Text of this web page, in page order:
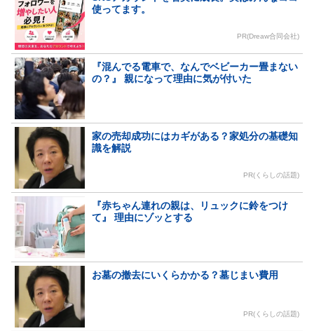
使ってます。
PR(Dreaw合同会社)
『混んでる電車で、なんでベビーカー畳まない
の？』 親になって理由に気が付いた
家の売却成功にはカギがある？家処分の基礎知
識を解説
PR(くらしの話題)
『赤ちゃん連れの親は、リュックに鈴をつけ
て』 理由にゾッとする
お墓の撤去にいくらかかる？墓じまい費用
PR(くらしの話題)